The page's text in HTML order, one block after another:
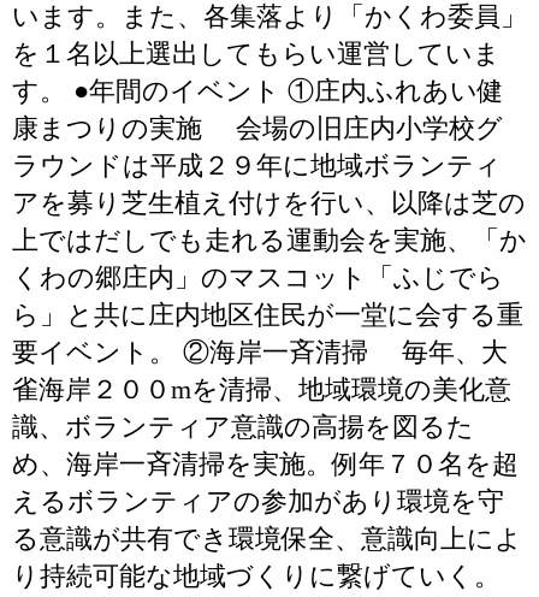
います。また、各集落より「かくわ委員」
を１名以上選出してもらい運営していま
す。 ●年間のイベント ①庄内ふれあい健
康まつりの実施 会場の旧庄内小学校グ
ラウンドは平成２９年に地域ボランティ
アを募り芝生植え付けを行い、以降は芝の
上ではだしでも走れる運動会を実施、「か
くわの郷庄内」のマスコット「ふじでら
ら」と共に庄内地区住民が一堂に会する重
要イベント。 ②海岸一斉清掃 毎年、大
雀海岸２００mを清掃、地域環境の美化意
識、ボランティア意識の高揚を図るた
め、海岸一斉清掃を実施。例年７０名を超
えるボランティアの参加があり環境を守
る意識が共有でき環境保全、意識向上によ
り持続可能な地域づくりに繋げていく。